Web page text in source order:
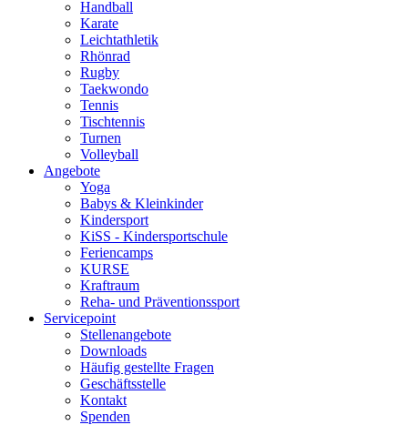
Handball
Karate
Leichtathletik
Rhönrad
Rugby
Taekwondo
Tennis
Tischtennis
Turnen
Volleyball
Angebote
Yoga
Babys & Kleinkinder
Kindersport
KiSS - Kindersportschule
Feriencamps
KURSE
Kraftraum
Reha- und Präventionssport
Servicepoint
Stellenangebote
Downloads
Häufig gestellte Fragen
Geschäftsstelle
Kontakt
Spenden